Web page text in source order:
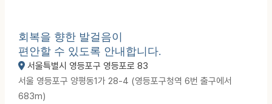
회복을 향한 발걸음이
편안할 수 있도록 안내합니다.
서울특별시 영등포구 영등포로 83
서울 영등포구 양평동1가 28-4 (영등포구청역 6번 출구에서
683m)